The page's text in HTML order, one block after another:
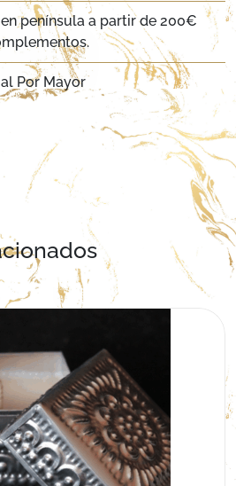
península a partir de 200€
Por Mayor